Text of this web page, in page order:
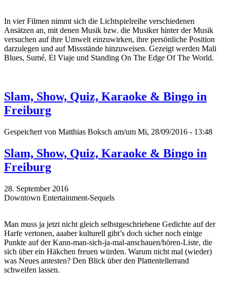
In vier Filmen nimmt sich die Lichtspielreihe verschiedenen
Ansätzen an, mit denen Musik bzw. die Musiker hinter der Musik
versuchen auf ihre Umwelt einzuwirken, ihre persönliche Position
darzulegen und auf Missstände hinzuweisen. Gezeigt werden Mali
Blues, Sumé, El Viaje und Standing On The Edge Of The World.
Slam, Show, Quiz, Karaoke & Bingo in
Freiburg
Gespeichert von Matthias Boksch am/um Mi, 28/09/2016 - 13:48
Slam, Show, Quiz, Karaoke & Bingo in
Freiburg
28. September 2016
Downtown Entertainment-Sequels
Man muss ja jetzt nicht gleich selbstgeschriebene Gedichte auf der
Harfe vertonen, aaaber kulturell gibt’s doch sicher noch einige
Punkte auf der Kann-man-sich-ja-mal-anschauen/hören-Liste, die
sich über ein Häkchen freuen würden. Warum nicht mal (wieder)
was Neues antesten? Den Blick über den Plattentellerrand
schweifen lassen.